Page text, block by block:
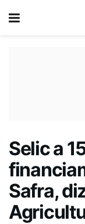
Selic a
Safra,